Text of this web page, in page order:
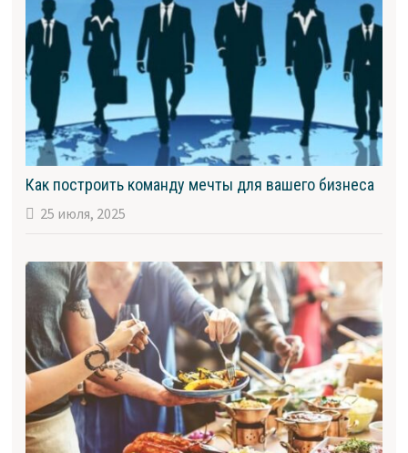
Как построить команду мечты для вашего бизнеса
25 июля, 2025